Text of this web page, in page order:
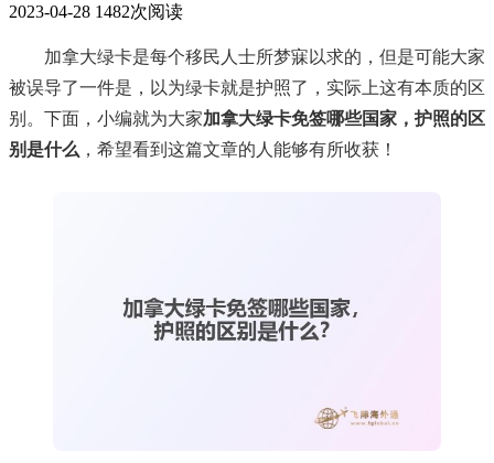
2023-04-28 1482次阅读
加拿大绿卡是每个移民人士所梦寐以求的，但是可能大家
被误导了一件是，以为绿卡就是护照了，实际上这有本质的区
别。下面，小编就为大家加拿大绿卡免签哪些国家，护照的区
别是什么 ，希望看到这篇文章的人能够有所收获！